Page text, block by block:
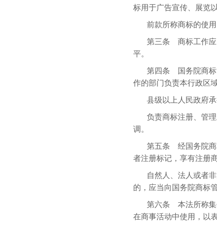
标用于广告宣传、展览
前款所称商标的使
第三条 商标工作应
平。
第四条 国务院商标
作的部门负责本行政区
县级以上人民政府
负责商标注册、管
调。
第五条 经国务院商
者注册标记，享有注册
自然人、法人或者
的，应当向国务院商标
第六条 本法所称集
在商事活动中使用，以